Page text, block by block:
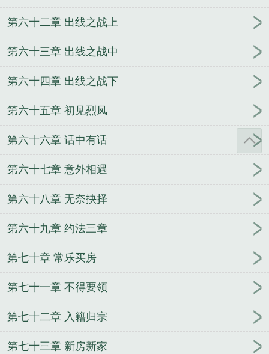
第六十二章 出线之战上
第六十三章 出线之战中
第六十四章 出线之战下
第六十五章 初见烈凤
第六十六章 话中有话
第六十七章 意外相遇
第六十八章 无奈抉择
第六十九章 约法三章
第七十章 常乐买房
第七十一章 不得要领
第七十二章 入籍归宗
第七十三章 新房新家